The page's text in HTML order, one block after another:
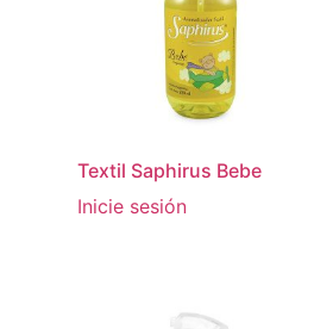
Textil Saphirus Bebe
Inicie sesión